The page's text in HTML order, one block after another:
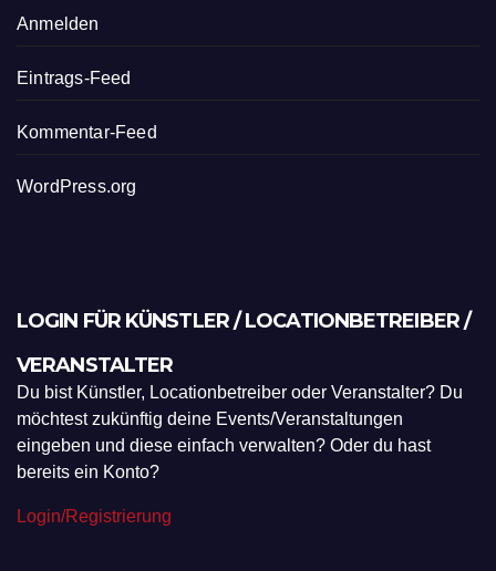
Anmelden
Eintrags-Feed
Kommentar-Feed
WordPress.org
LOGIN FÜR KÜNSTLER / LOCATIONBETREIBER /
VERANSTALTER
Du bist Künstler, Locationbetreiber oder Veranstalter? Du
möchtest zukünftig deine Events/Veranstaltungen
eingeben und diese einfach verwalten? Oder du hast
bereits ein Konto?
Login/Registrierung